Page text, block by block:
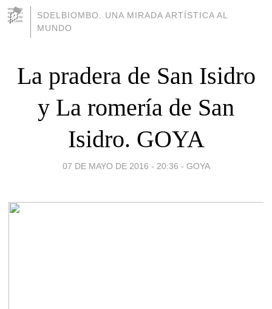
SDELBIOMBO. UNA MIRADA ARTÍSTICA AL
MUNDO
La pradera de San Isidro
y La romería de San
Isidro. GOYA
07 DE MAYO DE 2016 - 20:36 - GOYA